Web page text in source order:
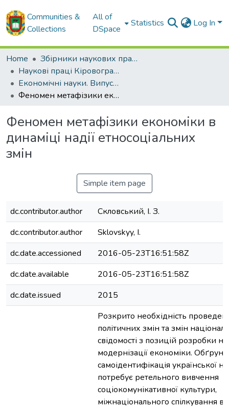
Communities &
Collections
All of
DSpace
Statistics Log In
Home
Збірники наукових праць ЦНТУ
Наукові праці Кіровоградського національного технічного університету. Економічні науки.
Економічні науки. Випуск 28. – 2015
Феномен метафізики економіки в динаміці надії етносоціальних змін
Феномен метафізики економіки в
динаміці надії етносоціальних
змін
Simple item page
dc.contributor.author
Скловський, І. З.
dc.contributor.author
Sklovskyy, І.
dc.date.accessioned
2016-05-23T16:51:58Z
dc.date.available
2016-05-23T16:51:58Z
dc.date.issued
2015
Розкрито необхідність
політичних змін та змін
свідомості з позицій розробки
модернізації економіки.
самоідентифікація української
потребує ретельного вивчення
соціокомунікативної культури,
міжнаціонального спілкування в